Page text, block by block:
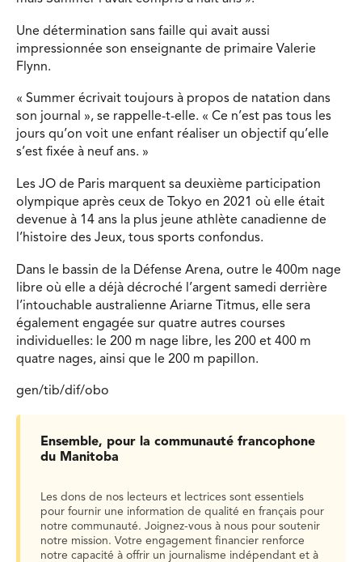
Une détermination sans faille qui avait aussi
impressionnée son enseignante de primaire Valerie
Flynn.
« Summer écrivait toujours à propos de natation dans
son journal », se rappelle-t-elle. « Ce n’est pas tous les
jours qu’on voit une enfant réaliser un objectif qu’elle
s’est fixée à neuf ans. »
Les JO de Paris marquent sa deuxième participation
olympique après ceux de Tokyo en 2021 où elle était
devenue à 14 ans la plus jeune athlète canadienne de
l’histoire des Jeux, tous sports confondus.
Dans le bassin de la Défense Arena, outre le 400m nage
libre où elle a déjà décroché l’argent samedi derrière
l’intouchable australienne Ariarne Titmus, elle sera
également engagée sur quatre autres courses
individuelles: le 200 m nage libre, les 200 et 400 m
quatre nages, ainsi que le 200 m papillon.
gen/tib/dif/obo
Ensemble, pour la communauté francophone
du Manitoba
Les dons de nos lecteurs et lectrices sont essentiels
pour fournir une information de qualité en français pour
notre communauté. Joignez-vous à nous pour soutenir
notre mission. Votre engagement financier renforce
notre capacité à offrir un journalisme indépendant et à